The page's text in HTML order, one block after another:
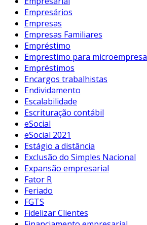
Empresários
Empresas
Empresas Familiares
Empréstimo
Emprestimo para microempresa
Empréstimos
Encargos trabalhistas
Endividamento
Escalabilidade
Escrituração contábil
eSocial
eSocial 2021
Estágio a distância
Exclusão do Simples Nacional
Expansão empresarial
Fator R
Feriado
FGTS
Fidelizar Clientes